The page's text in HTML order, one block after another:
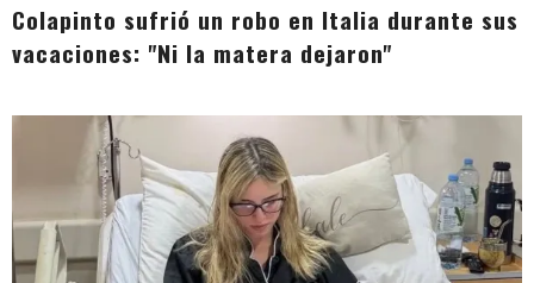
Colapinto sufrió un robo en Italia durante sus
vacaciones: "Ni la matera dejaron"